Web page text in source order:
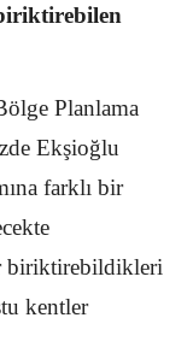
Planlama
Ekşioğlu
farklı bir
biriktirebildikleri
kentler